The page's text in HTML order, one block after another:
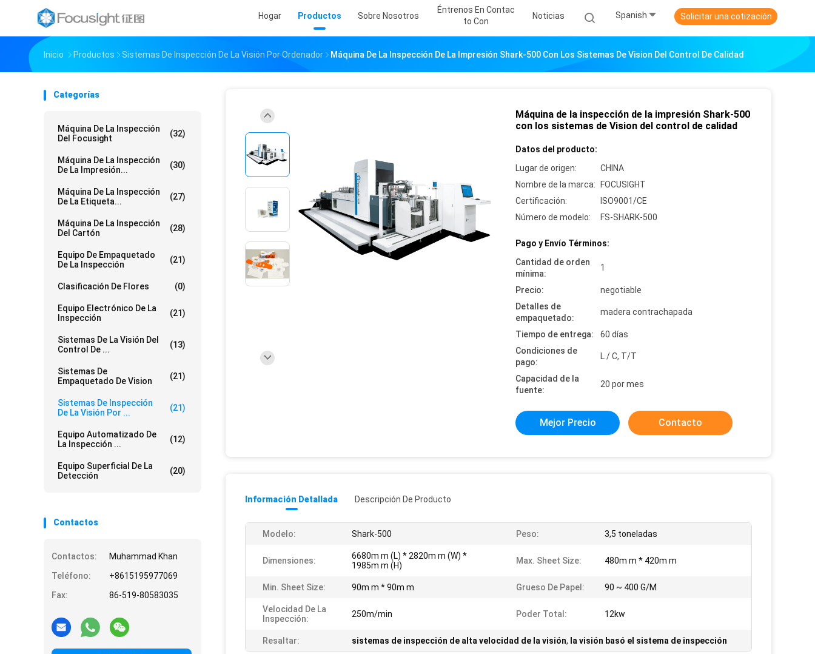
Hogar Productos Sobre Nosotros
Éntrenos En Contac
To Con
Noticias Spanish Solicitar una cotización
Inicio Productos Sistemas De Inspección De La Visión Por Ordenador Máquina De La Inspección De La Impresión Shark-500 Con Los Sistemas De Vision Del Control De Calidad
Categorías
Máquina De La Inspección
Del Focusight
(32)
Máquina De La Inspección
De La Impresión...
(30)
Máquina De La Inspección
De La Etiqueta...
(27)
Máquina De La Inspección
Del Cartón
(28)
Equipo De Empaquetado
De La Inspección
(21)
Clasificación De Flores (0)
Equipo Electrónico De La
Inspección
(21)
Sistemas De La Visión Del
Control De ...
(13)
Sistemas De
Empaquetado De Vision
(21)
Sistemas De Inspección
De La Visión Por ...
(21)
Equipo Automatizado De
La Inspección ...
(12)
Equipo Superficial De La
Detección
(20)
Contactos
Contactos:
Muhammad Khan
Teléfono:
+8615195977069
Fax:
86-519-80583035
Máquina de la inspección de la impresión Shark-500
con los sistemas de Vision del control de calidad
Datos del producto:
Lugar de origen:
CHINA
Nombre de la marca:
FOCUSIGHT
Certificación:
ISO9001/CE
Número de modelo:
FS-SHARK-500
Pago y Envío Términos:
Cantidad de orden
mínima:
1
Precio:
negotiable
Detalles de
empaquetado:
madera contrachapada
Tiempo de entrega:
60 días
Condiciones de
pago:
L / C, T/T
Capacidad de la
fuente:
20 por mes
Mejor Precio Contacto
Información Detallada Descripción De Producto
Modelo: Shark-500 Peso: 3,5 toneladas
Dimensiones:
6680m m (L) * 2820m m (W) *
1985m m (H)
Max. Sheet Size: 480m m * 420m m
Min. Sheet Size: 90m m * 90m m Grueso De Papel: 90 ~ 400 G/M
Velocidad De La
Inspección:
250m/min Poder Total: 12kw
Resaltar: sistemas de inspección de alta velocidad de la visión, la visión basó el sistema de inspección